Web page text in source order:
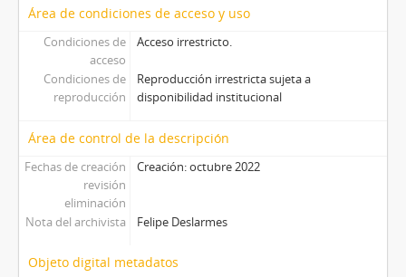
Área de condiciones de acceso y uso
Condiciones de
acceso
Acceso irrestricto.
Condiciones de
reproducción
Reproducción irrestricta sujeta a
disponibilidad institucional
Área de control de la descripción
Fechas de creación
revisión
eliminación
Creación: octubre 2022
Nota del archivista Felipe Deslarmes
Objeto digital metadatos